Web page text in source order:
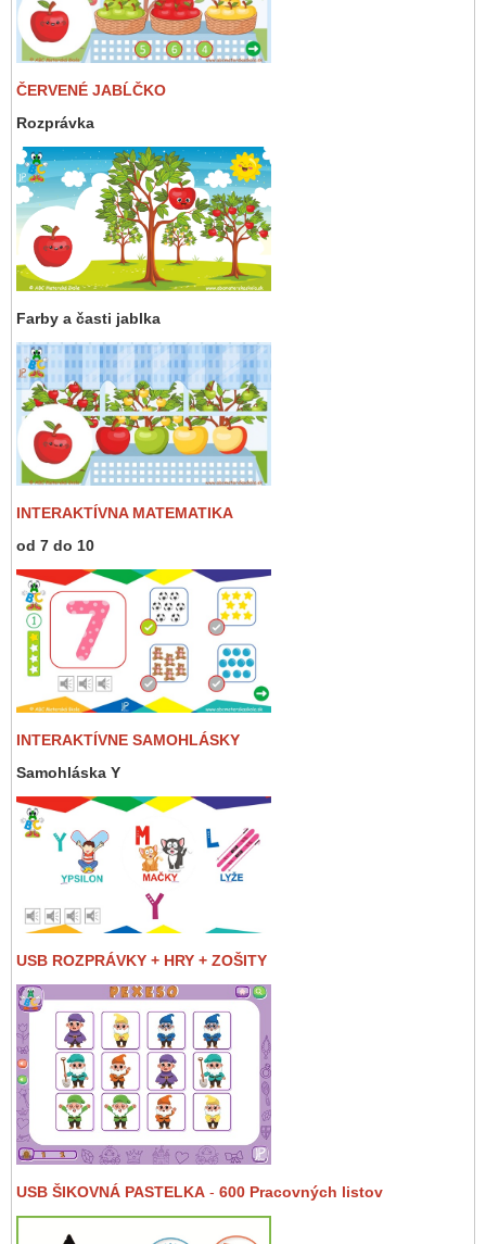
ČERVENÉ JABĹČKO
Rozprávka
Farby a časti jablka
INTERAKTÍVNA MATEMATIKA
od 7 do 10
INTERAKTÍVNE SAMOHLÁSKY
Samohláska Y
USB ROZPRÁVKY + HRY + ZOŠITY
USB ŠIKOVNÁ PASTELKA - 600 Pracovných listov